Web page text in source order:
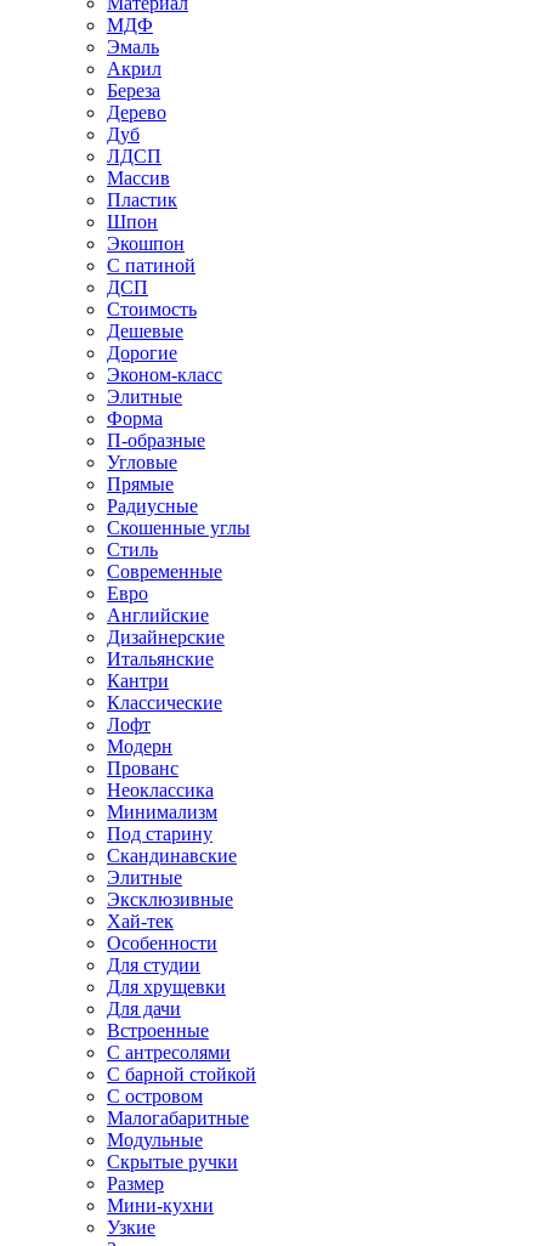
МДФ
Эмаль
Акрил
Береза
Дерево
Дуб
ЛДСП
Массив
Пластик
Шпон
Экошпон
С патиной
ДСП
Стоимость
Дешевые
Дорогие
Эконом-класс
Элитные
Форма
П-образные
Угловые
Прямые
Радиусные
Скошенные углы
Стиль
Современные
Евро
Английские
Дизайнерские
Итальянские
Кантри
Классические
Лофт
Модерн
Прованс
Неоклассика
Минимализм
Под старину
Скандинавские
Элитные
Эксклюзивные
Хай-тек
Особенности
Для студии
Для хрущевки
Для дачи
Встроенные
С антресолями
С барной стойкой
С островом
Малогабаритные
Модульные
Скрытые ручки
Размер
Мини-кухни
Узкие